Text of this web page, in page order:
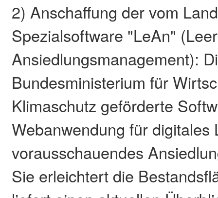
2) Anschaffung der vom
Spezialsoftware "LeAn"
Ansiedlungsmanagement):
Bundesministerium für
Klimaschutz geförderte
Webanwendung für digitales
vorausschauendes
Sie erleichtert die